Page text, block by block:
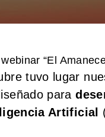
“El
tuvo lugar
para
Artificial